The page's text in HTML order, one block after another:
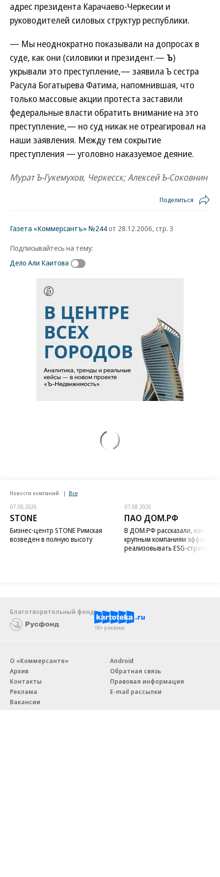
адрес президента Карачаево-Черкесии и
руководителей силовых структур республики.
— Мы неоднократно показывали на допросах в
суде, как они (силовики и президент.— Ъ)
укрывали это преступление,— заявила Ъ сестра
Расула Богатырева Фатима, напомнившая, что
только массовые акции протеста заставили
федеральные власти обратить внимание на это
преступление,— но суд никак не отреагировал на
наши заявления. Между тем сокрытие
преступления — уголовно наказуемое деяние.
Мурат Ъ-Гукемухов, Черкесск; Алексей Ъ-Соковнин
Поделиться
Газета «Коммерсантъ» №244от 28.12.2006, стр. 3
Подписывайтесь на тему:
Дело Али Каитова
Новости компаний Все
07.08.2026
STONE
Бизнес-центр STONE Римская
возведен в полную высоту
07.08.2026
ПАО ДОМ.РФ
В ДОМ.РФ рассказали, как
крупным компаниям
реализовывать ESG-стратегию
Благотворительный фонд
18+ реклама
О «Коммерсанте»
Архив
Контакты
Реклама
Вакансии
Android
Обратная связь
Правовая информация
E-mail рассылки